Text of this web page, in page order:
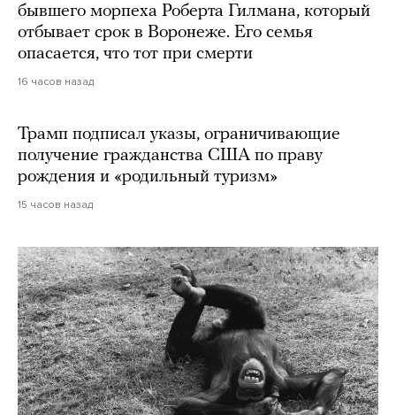
бывшего морпеха Роберта Гилмана, который
отбывает срок в Воронеже. Его семья
опасается, что тот при смерти
16 часов назад
Трамп подписал указы, ограничивающие
получение гражданства США по праву
рождения и «родильный туризм»
15 часов назад